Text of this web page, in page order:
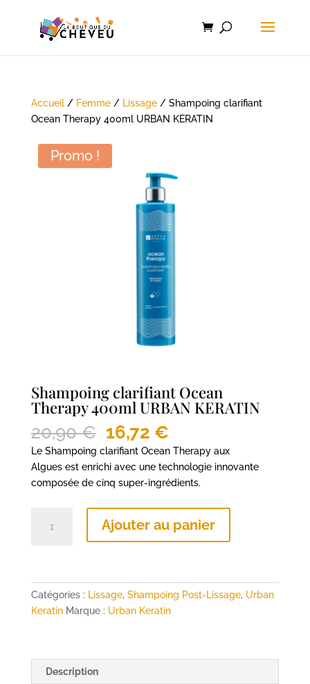
Accueil/ Femme/ Lissage/ Shampoing clarifiant
Ocean Therapy 400ml URBAN KERATIN
Promo !
Shampoing clarifiant Ocean
Therapy 400ml URBAN KERATIN
20,90€ Le
prix
initial
était :
20,90 €.
16,72 €Le
prix
actuel
est :
Le Shampoing clarifiant Ocean Therapy aux
Algues est enrichi avec une technologie innovante
composée de cinq super-ingrédients.
Therapy
400ml
Ajouter au panier
Catégories : Lissage, Shampoing Post-Lissage, Urban
Keratin Marque : Urban Keratin
Description